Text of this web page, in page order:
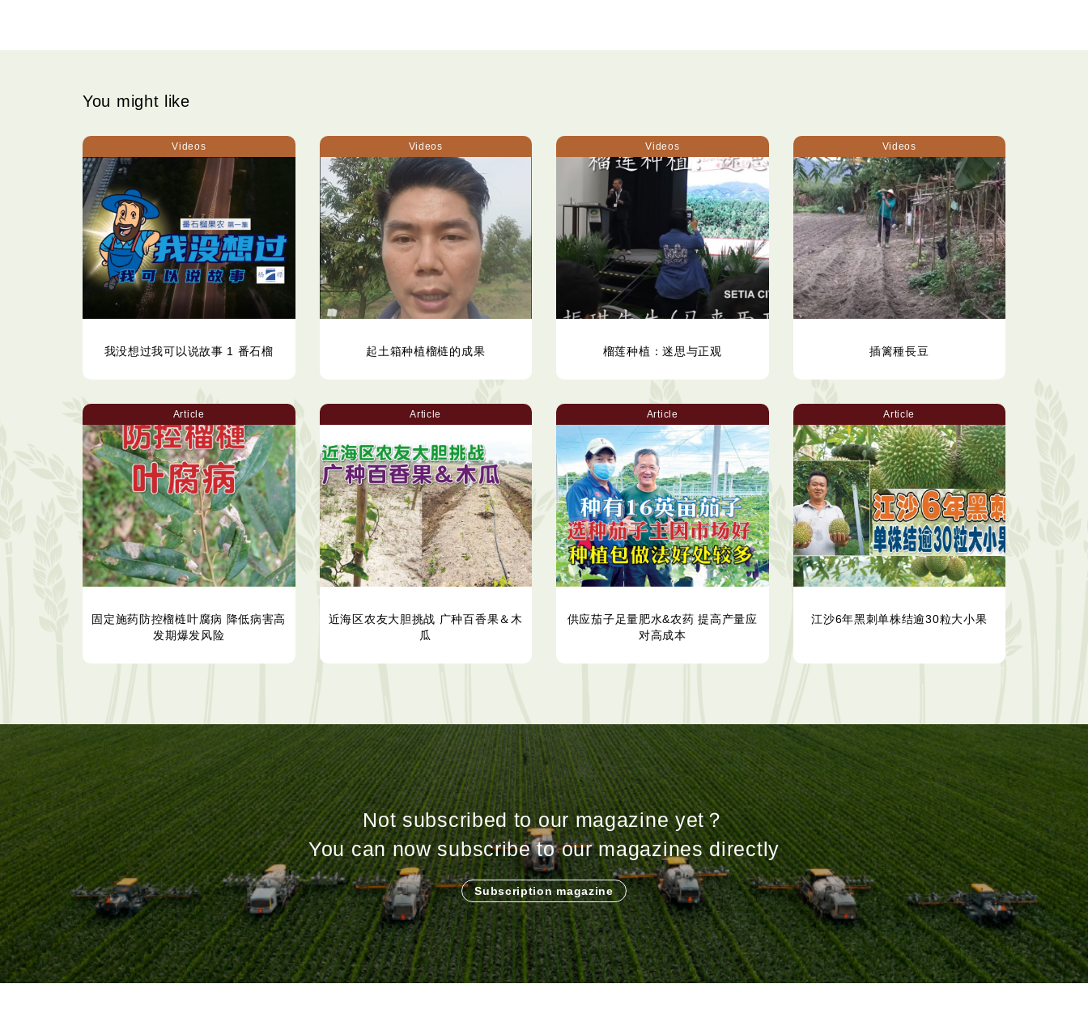
You might like
Videos
我没想过我可以说故事 1 番石榴
Videos
起土箱种植榴梿的成果
Videos
榴莲种植：迷思与正观
Videos
插篱種長豆
Article
固定施药防控榴梿叶腐病 降低病害高
发期爆发风险
Article
近海区农友大胆挑战 广种百香果＆木
瓜
Article
供应茄子足量肥水&农药 提高产量应
对高成本
Article
江沙6年黑刺单株结逾30粒大小果
Not subscribed to our magazine yet？
You can now subscribe to our magazines directly
Subscription magazine